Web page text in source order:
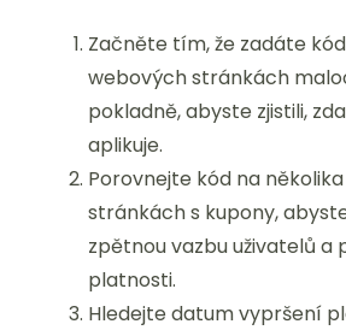
Začněte tím, že zadáte
webových stránkách
pokladně, abyste zjistili,
aplikuje.
Porovnejte kód na
stránkách s kupony,
zpětnou vazbu uživatelů a
platnosti.
Hledejte datum vypršení